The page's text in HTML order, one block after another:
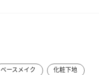
ベースメイク
化粧下地